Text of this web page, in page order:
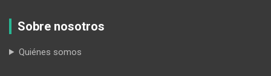
Sobre nosotros
Quiénes somos